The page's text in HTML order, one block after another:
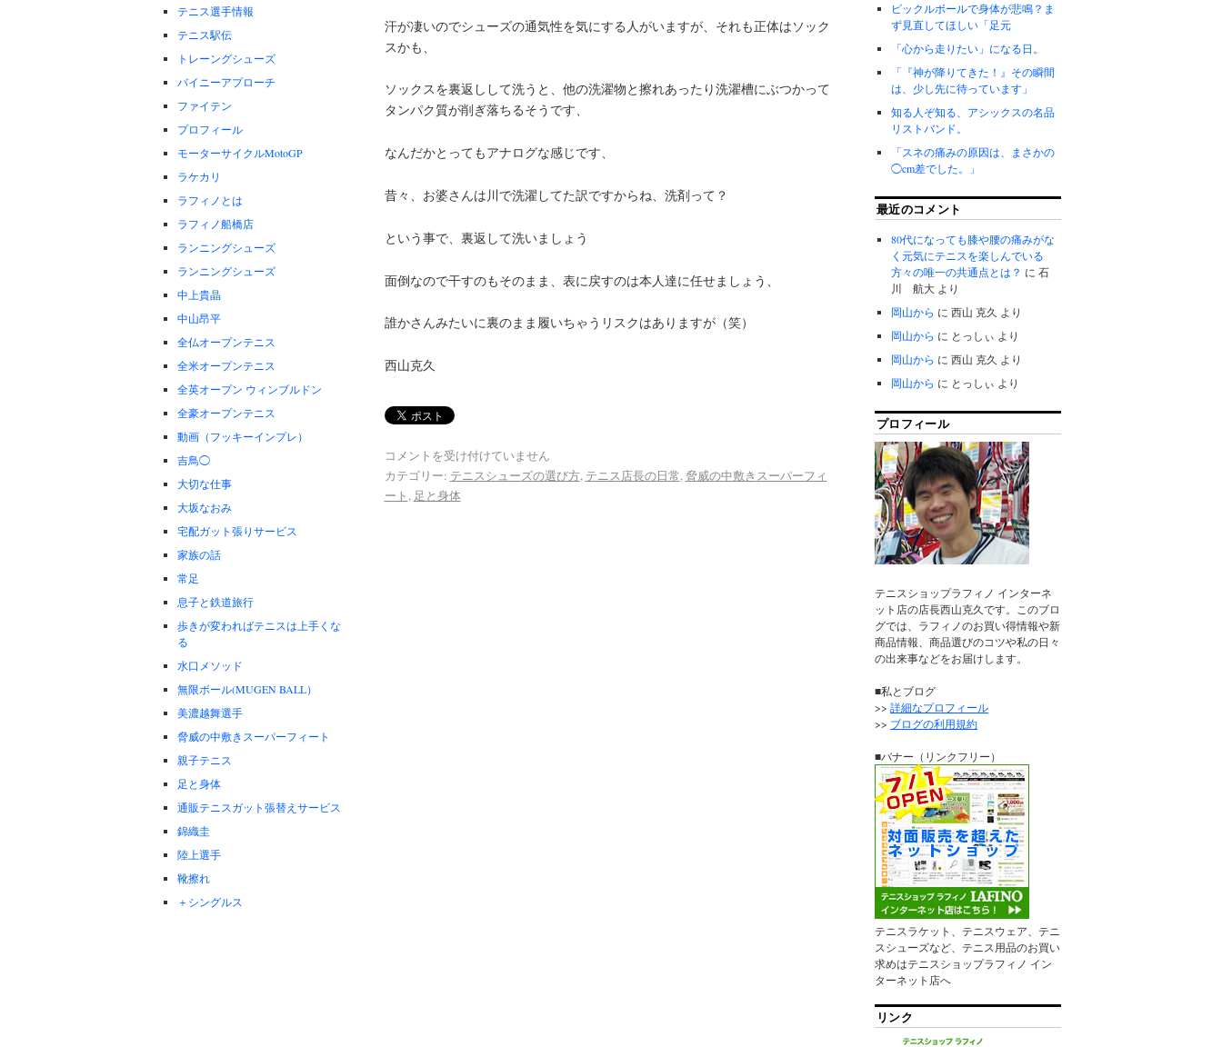
汗が凄いのでシューズの通気性を気にする人がいますが、それも正体はソック
スかも、
ソックスを裏返しして洗うと、他の洗濯物と擦れあったり洗濯槽にぶつかって
タンパク質が削ぎ落ちるそうです、
なんだかとってもアナログな感じです、
昔々、お婆さんは川で洗濯してた訳ですからね、洗剤って？
という事で、裏返して洗いましょう
面倒なので干すのもそのまま、表に戻すのは本人達に任せましょう、
誰かさんみたいに裏のまま履いちゃうリスクはありますが（笑）
西山克久
コメントを受け付けていません
カテゴリー: テニスシューズの選び方, テニス店長の日常, 脅威の中敷きスーパーフィ
ート , 足と身体
テニス選手情報
テニス駅伝
トレーングシューズ
バイニーアプローチ
ファイテン
プロフィール
モーターサイクルMotoGP
ラケカリ
ラフィノとは
ラフィノ船橋店
ランニングシューズ
ランニングシューズ
中上貴晶
中山昂平
全仏オープンテニス
全米オープンテニス
全英オープン ウィンブルドン
全豪オープンテニス
動画（フッキーインプレ）
吉鳥◯
大切な仕事
大坂なおみ
宅配ガット張りサービス
家族の話
常足
息子と鉄道旅行
歩きが変わればテニスは上手くな
る
水口メソッド
無限ボール(MUGEN BALL）
美濃越舞選手
脅威の中敷きスーパーフィート
親子テニス
足と身体
通販テニスガット張替えサービス
錦織圭
陸上選手
靴擦れ
＋シングルス
ピックルボールで身体が悲鳴？ま
ず見直してほしい「足元
「心から走りたい」になる日。
「『神が降りてきた！』その瞬間
は、少し先に待っています」
知る人ぞ知る、アシックスの名品
リストバンド。
「スネの痛みの原因は、まさかの
◯cm差でした。」
最近のコメント
80代になっても膝や腰の痛みがな
く元気にテニスを楽しんでいる
方々の唯一の共通点とは？ に石
川 航大 より
岡山から に西山 克久 より
岡山から に とっしぃ より
岡山から に西山 克久 より
岡山から に とっしぃ より
プロフィール
テニスショップラフィノ インターネ
ット店の店長西山克久です。このブロ
グでは、ラフィノのお買い得情報や新
商品情報、商品選びのコツや私の日々
の出来事などをお届けします。
■私とブログ
>>詳細なプロフィール
>> ブログの利用規約
■バナー（リンクフリー）
テニスラケット、テニスウェア、テニ
スシューズなど、テニス用品のお買い
求めはテニスショップラフィノ イン
ターネット店へ
リンク